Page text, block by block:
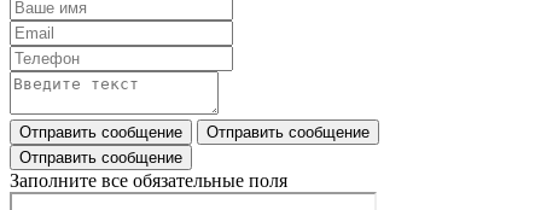
Заполните все обязательные поля